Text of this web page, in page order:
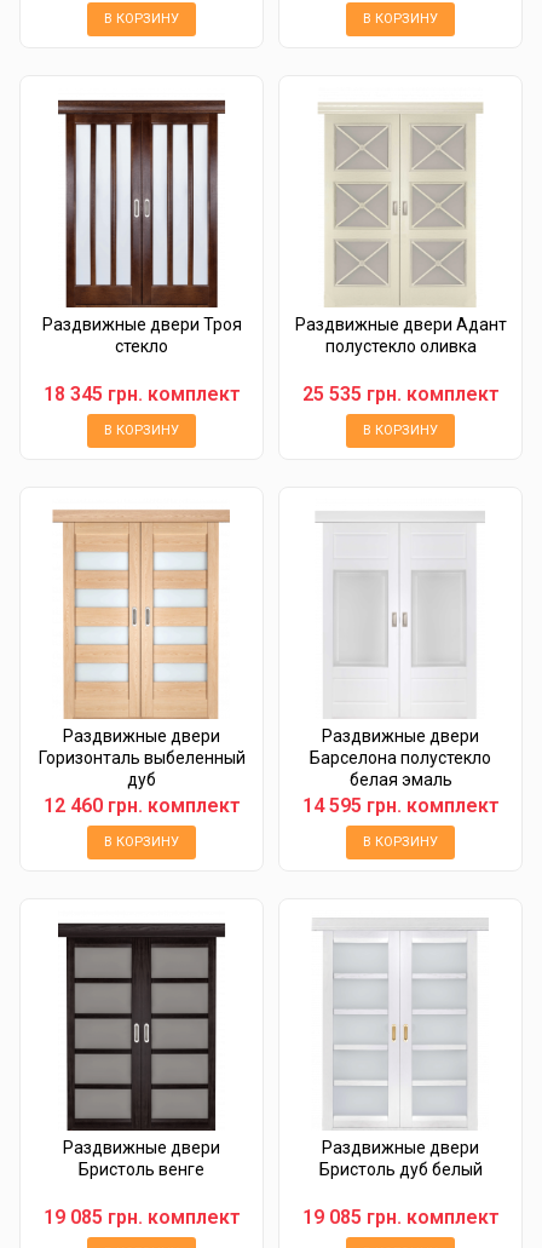
В КОРЗИНУ В КОРЗИНУ
Раздвижные двери Троя
стекло
18 345 грн. комплект
В КОРЗИНУ
Раздвижные двери Адант
полустекло оливка
25 535 грн. комплект
В КОРЗИНУ
Раздвижные двери
Горизонталь выбеленный
дуб
12 460 грн. комплект
В КОРЗИНУ
Раздвижные двери
Барселона полустекло
белая эмаль
14 595 грн. комплект
В КОРЗИНУ
Раздвижные двери
Бристоль венге
19 085 грн. комплект
Раздвижные двери
Бристоль дуб белый
19 085 грн. комплект